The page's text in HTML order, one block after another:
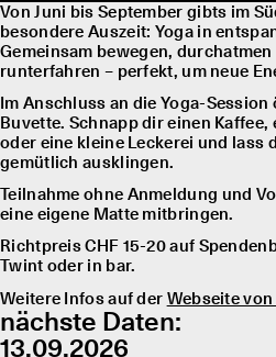
Von Juni bis September gibts im
besondere Auszeit: Yoga in
Gemeinsam bewegen,
runterfahren – perfekt, um neue
Im Anschluss an die Yoga-Session
Buvette. Schnapp dir einen
oder eine kleine Leckerei und lass
gemütlich ausklingen.
Teilnahme ohne Anmeldung und
eine eigene Matte mitbringen.
Richtpreis CHF 15-20 auf
Twint oder in bar.
Weitere Infos auf der Webseite von
nächste Daten:
13.09.2026